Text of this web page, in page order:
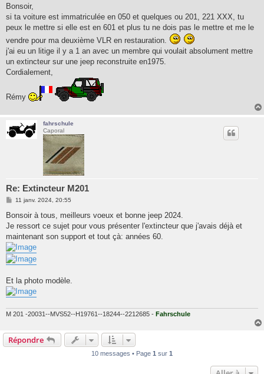
Bonsoir,
si ta voiture est immatriculée en 050 et quelques ou 201, 221 XXX, tu
peux le mettre si elle est en 601 et plus tu ne dois pas le mettre et me le
vendre pour ma deuxième VLR en restauration.
j'ai eu un litige il y a 1 an avec un membre qui voulait absolument mettre
un extincteur sur une jeep reconstruite en1975.
Cordialement,
Rémy
fahrschule
Caporal
Re: Extincteur M201
M
s
a
g
e
11 janv. 2024, 20:55
Bonsoir à tous, meilleurs voeux et bonne jeep 2024.
Je ressort ce sujet pour vous présenter l'extincteur que j'avais déjà et
maintenant son support et tout çà: années 60.
Et la photo modèle.
M 201 -20031--MVS52--H19761--18244--2212685 - Fahrschule
Répondre
10 messages • Page 1 sur 1